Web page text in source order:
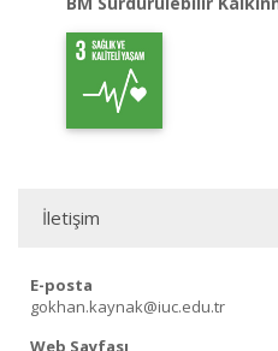
İletişim
E-posta
gokhan.kaynak@iuc.edu.tr
Web Sayfası